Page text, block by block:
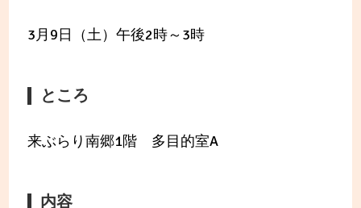
3月9日（土）午後2時～3時
ところ
来ぶらり南郷1階 多目的室A
内容